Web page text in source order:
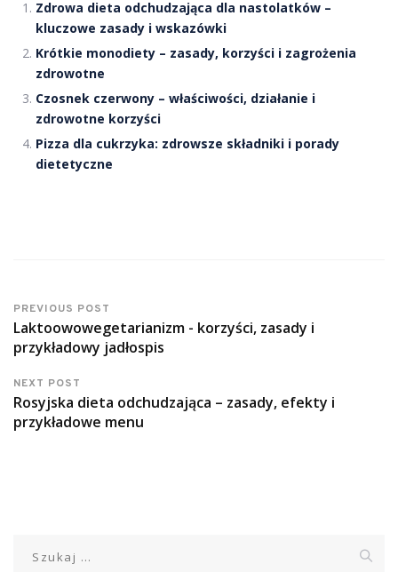
Zdrowa dieta odchudzająca dla nastolatków –
kluczowe zasady i wskazówki
Krótkie monodiety – zasady, korzyści i zagrożenia
zdrowotne
Czosnek czerwony – właściwości, działanie i
zdrowotne korzyści
Pizza dla cukrzyka: zdrowsze składniki i porady
dietetyczne
PREVIOUS POST
Laktoowowegetarianizm - korzyści, zasady i
przykładowy jadłospis
NEXT POST
Rosyjska dieta odchudzająca – zasady, efekty i
przykładowe menu